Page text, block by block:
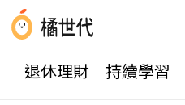
退休理財 持續學習